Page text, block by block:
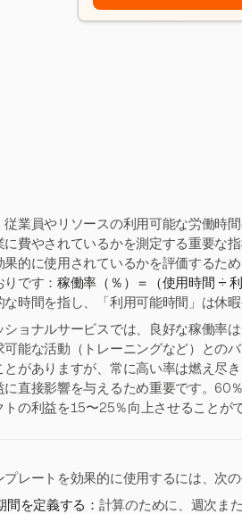
従業員やリソースの利用可能な労働時
に費やされているかを測定する重要な
果的に使用されているかを評価するた
りです：稼働率（％）＝（使用時間 ÷
な時間を指し、「利用可能時間」は休
ショナルサービスでは、良好な稼働率
可能な活動（トレーニングなど）との
とがありますが、常に高い率は燃え尽
に直接影響を与えるため重要です。60
トの利益を15〜25％向上させることが
プレートを効果的に使用するには、次の
間を定義する： 計算のために、週次ま